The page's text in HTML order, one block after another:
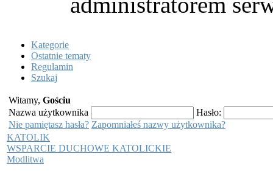
Kategorie
Ostatnie tematy
Regulamin
Szukaj
Witamy, Gościu
Nazwa użytkownika
Hasło:
Nie pamiętasz hasła? Zapomniałeś nazwy użytkownika?
KATOLIK
WSPARCIE DUCHOWE KATOLICKIE
Modlitwa